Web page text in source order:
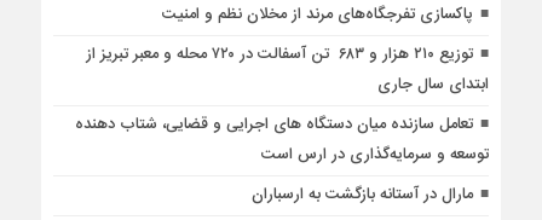
پاکسازی تفرجگاه‌های مرند از مخلان نظم و امنیت
توزیع ۲۱۰ هزار و ۶۸۳ تن آسفالت در ۷۲۰ محله و معبر تبریز از
ابتدای سال جاری
تعامل سازنده میان دستگاه‌ های اجرایی و قضایی، شتاب‌ دهنده
توسعه و سرمایه‌گذاری در ارس است
مارال در آستانه بازگشت به ارسباران